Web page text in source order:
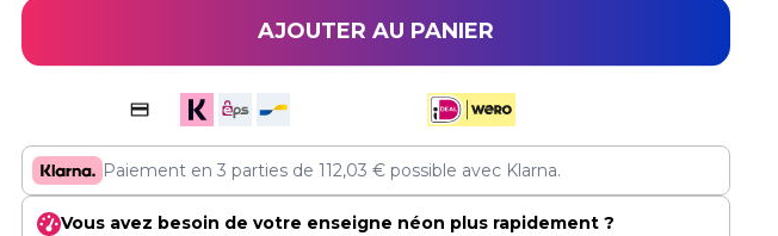
AJOUTER AU PANIER
Paiement en 3 parties de112,03€ possible avec Klarna.
Vous avez besoin de votre enseigne néon plus rapidement ?